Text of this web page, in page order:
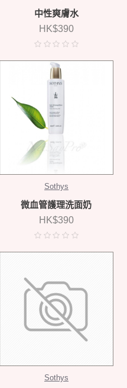
中性爽膚水
HK$390
Sothys
微血管護理洗面奶
HK$390
Sothys